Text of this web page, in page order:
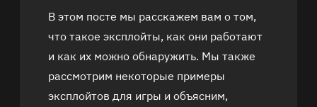
В этом посте мы расскажем вам о том,
что такое эксплойты, как они работают
и как их можно обнаружить. Мы также
рассмотрим некоторые примеры
эксплойтов для игры и объясним,